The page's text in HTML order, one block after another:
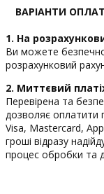
ВАРІАНТИ
1. На
Ви можете
розрахунковий
2. Миттєвий
Перевірена та
дозволяє оплатити
Visa, Mastercard,
гроші відразу
процес обробки та